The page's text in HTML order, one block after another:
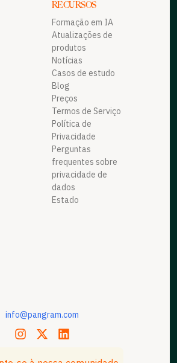
RECURSOS
Formação em IA
Atualizações de
produtos
Notícias
Casos de estudo
Blog
Preços
Termos de Serviço
Política de
Privacidade
Perguntas
frequentes sobre
privacidade de
dados
Estado
info@pangram.com